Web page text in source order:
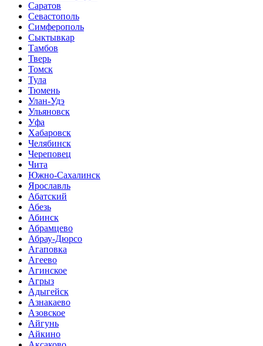
Саратов
Севастополь
Симферополь
Сыктывкар
Тамбов
Тверь
Томск
Тула
Тюмень
Улан-Удэ
Ульяновск
Уфа
Хабаровск
Челябинск
Череповец
Чита
Южно-Сахалинск
Ярославль
Абатский
Абезь
Абинск
Абрамцево
Абрау-Дюрсо
Агаповка
Агеево
Агинское
Агрыз
Адыгейск
Азнакаево
Азовское
Айгунь
Айкино